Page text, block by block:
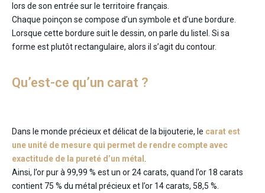
lors de son entrée sur le territoire français.
Chaque poinçon se compose d’un symbole et d’une bordure.
Lorsque cette bordure suit le dessin, on parle du listel. Si sa
forme est plutôt rectangulaire, alors il s’agit du contour.
Qu’est-ce qu’un carat ?
Dans le monde précieux et délicat de la bijouterie, le carat est
une unité de mesure qui permet de rendre compte avec
exactitude de la pureté d’un métal
Ainsi, l’or pur à 99,99 % est un or 24 carats, quand l’or 18 carats
contient 75 % du métal précieux et l’or 14 carats, 58,5 %.